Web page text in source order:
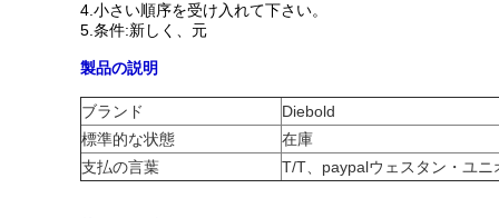
4.小さい順序を受け入れて下さい。
5.条件:新しく、元
製品の説明
ブランド
Diebold
標準的な状態
在庫
支払の言葉
T/T、paypalウェスタン・ユニ